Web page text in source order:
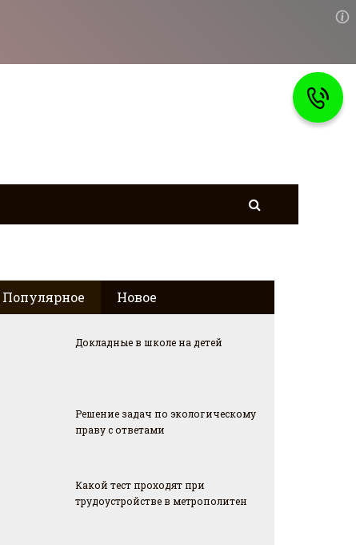
Популярное Новое
Докладные в школе на детей
Решение задач по экологическому
праву с ответами
Какой тест проходят при
трудоустройстве в метрополитен